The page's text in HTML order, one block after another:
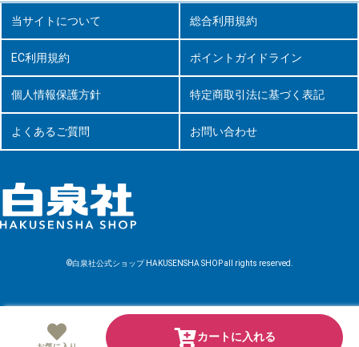
カートに入れる
当サイトについて 総合利用規約
EC利用規約 ポイントガイドライン
個人情報保護方針 特定商取引法に基づく表記
よくあるご質問 お問い合わせ
©白泉社公式ショップ HAKUSENSHA SHOP all rights reserved.